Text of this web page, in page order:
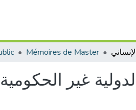
Mémoires de Master
غير